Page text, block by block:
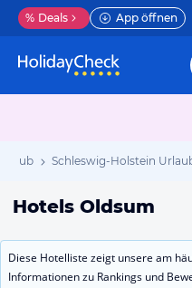
% Deals App öffnen
Schleswig-Holstein
Hotels Oldsum
Diese Hotelliste zeigt unsere am
Informationen zu Rankings und